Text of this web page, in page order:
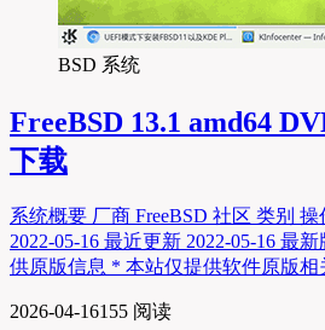
BSD 系统
FreeBSD 13.1 amd64
下载
系统概要 厂商 FreeBSD 社区 类别
2022-05-16 最近更新 2022-05-16 最
供原版信息 * 本站仅提供软件原版相
2026-04-16155 阅读